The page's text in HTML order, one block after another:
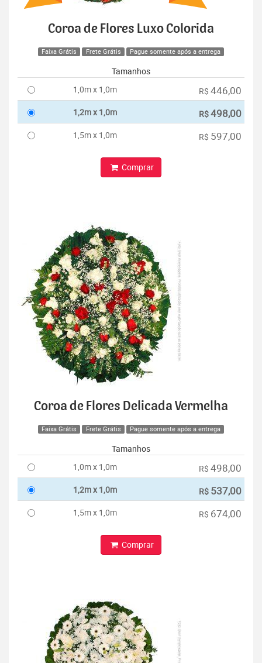
Coroa de Flores Luxo Colorida
Faixa Grátis Frete Grátis Pague somente após a entrega
Tamanhos
1,0m x 1,0m
R$ 446,00
1,2m x 1,0m R$498,00
1,5m x 1,0m R$ 597,00
Comprar
Coroa de Flores Delicada Vermelha
Faixa Grátis Frete Grátis Pague somente após a entrega
Tamanhos
1,0m x 1,0m
R$ 498,00
1,2m x 1,0m R$ 537,00
1,5m x 1,0m R$ 674,00
Comprar